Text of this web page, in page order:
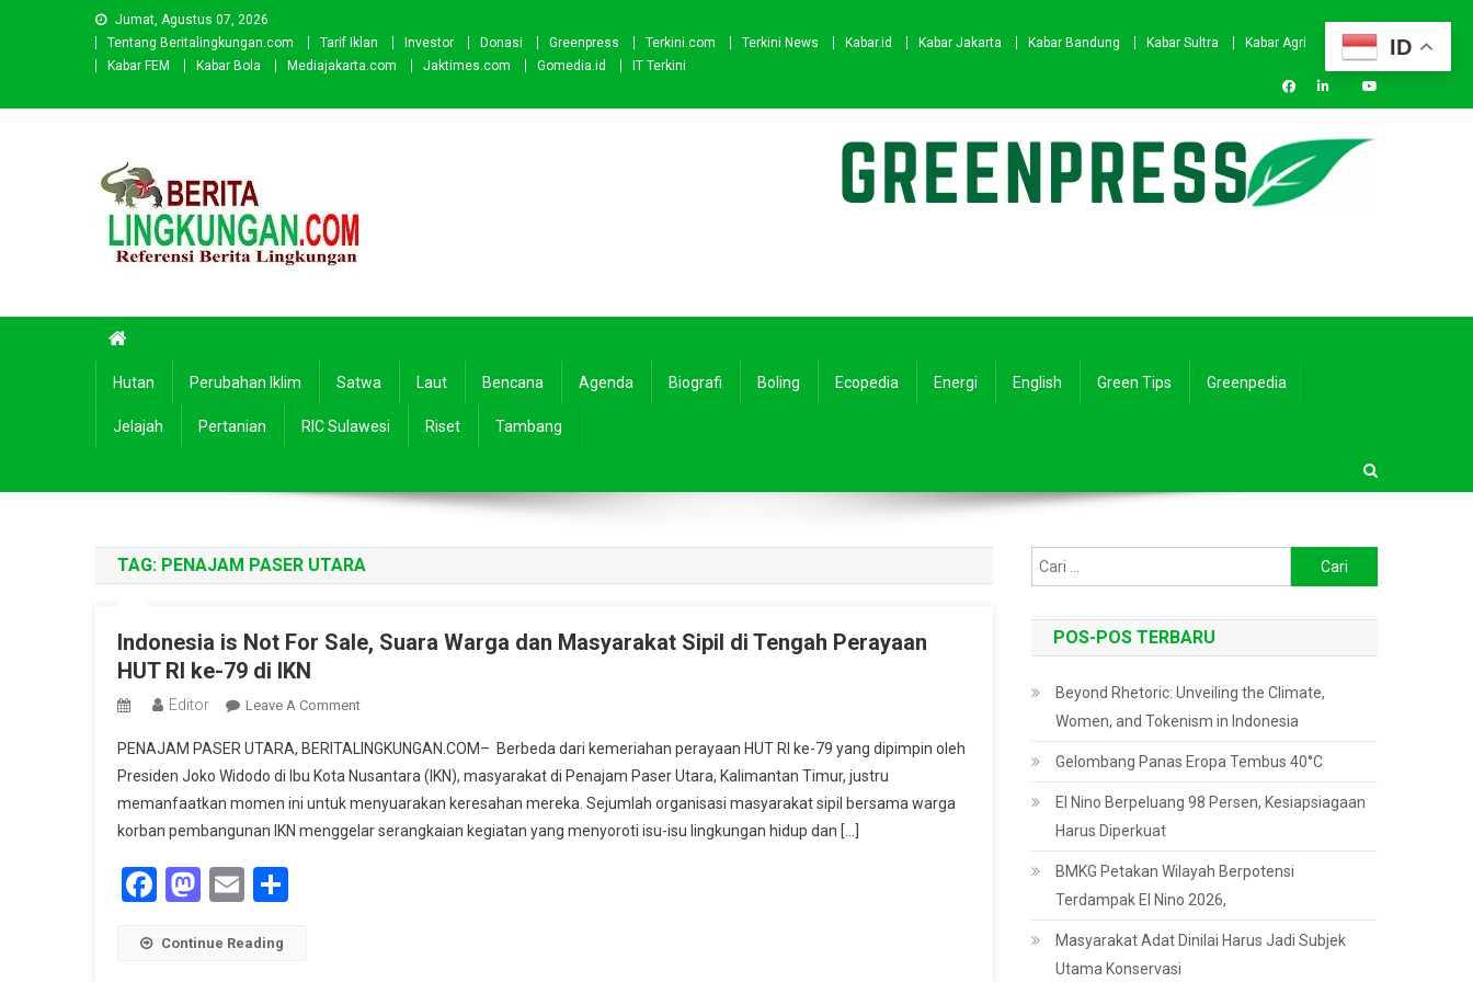
Jumat, Agustus 07, 2026
Tentang Beritalingkungan.com
Tarif Iklan Investor Donasi Greenpress Terkini.com Terkini News Kabar.id Kabar Jakarta Kabar Bandung Kabar Sultra
Kabar Agri
Kabar FEM
Kabar Bola Mediajakarta.com Jaktimes.com Gomedia.id IT Terkini
Hutan Perubahan Iklim Satwa Laut Bencana Agenda Biografi Boling Ecopedia Energi English Green Tips Greenpedia
Jelajah Pertanian RIC Sulawesi Riset Tambang
TAG: PENAJAM PASER UTARA
Indonesia is Not For Sale, Suara Warga dan Masyarakat Sipil di Tengah Perayaan
HUT RI ke-79 di IKN
Editor Leave A CommentOn
Is
Not
For
Sale,
PENAJAM PASER UTARA, BERITALINGKUNGAN.COM– Berbeda dari kemeriahan perayaan HUT RI ke-79 yang dipimpin oleh
Presiden Joko Widodo di Ibu Kota Nusantara (IKN), masyarakat di Penajam Paser Utara, Kalimantan Timur, justru
memanfaatkan momen ini untuk menyuarakan keresahan mereka. Sejumlah organisasi masyarakat sipil bersama warga
korban pembangunan IKN menggelar serangkaian kegiatan yang menyoroti isu-isu lingkungan hidup dan […]
Facebook
Mastodon
Email
Continue Reading
untuk:
POS-POS TERBARU
Beyond Rhetoric: Unveiling the Climate,
Women, and Tokenism in Indonesia
Gelombang Panas Eropa Tembus 40°C
El Nino Berpeluang 98 Persen, Kesiapsiagaan
Harus Diperkuat
BMKG Petakan Wilayah Berpotensi
Terdampak El Nino 2026,
Masyarakat Adat Dinilai Harus Jadi Subjek
Utama Konservasi
ID